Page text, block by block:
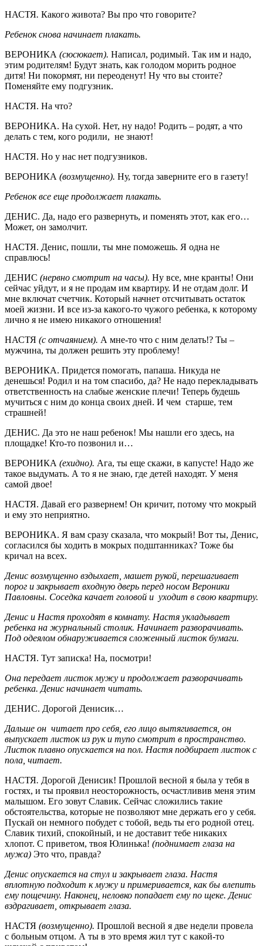
НАСТЯ. Какого живота? Вы про что говорите?
Ребенок снова начинает плакать.
ВЕРОНИКА (сюсюкает). Написал, родимый. Так им и надо,
этим родителям! Будут знать, как голодом морить родное
дитя! Ни покормят, ни переоденут! Ну что вы стоите?
Поменяйте ему подгузник.
НАСТЯ. На что?
ВЕРОНИКА. На сухой. Нет, ну надо! Родить – родят, а что
делать с тем, кого родили, не знают!
НАСТЯ. Но у нас нет подгузников.
ВЕРОНИКА (возмущенно). Ну, тогда заверните его в газету!
Ребенок все еще продолжает плакать.
ДЕНИС. Да, надо его развернуть, и поменять этот, как его…
Может, он замолчит.
НАСТЯ. Денис, пошли, ты мне поможешь. Я одна не
справлюсь!
ДЕНИС (нервно смотрит на часы). Ну все, мне кранты! Они
сейчас уйдут, и я не продам им квартиру. И не отдам долг. И
мне включат счетчик. Который начнет отсчитывать остаток
моей жизни. И все из-за какого-то чужого ребенка, к которому
лично я не имею никакого отношения!
НАСТЯ (с отчаянием). А мне-то что с ним делать!? Ты –
мужчина, ты должен решить эту проблему!
ВЕРОНИКА. Придется помогать, папаша. Никуда не
денешься! Родил и на том спасибо, да? Не надо перекладывать
ответственность на слабые женские плечи! Теперь будешь
мучиться с ним до конца своих дней. И чем старше, тем
страшней!
ДЕНИС. Да это не наш ребенок! Мы нашли его здесь, на
площадке! Кто-то позвонил и…
ВЕРОНИКА (ехидно). Ага, ты еще скажи, в капусте! Надо же
такое выдумать. А то я не знаю, где детей находят. У меня
самой двое!
НАСТЯ. Давай его развернем! Он кричит, потому что мокрый
и ему это неприятно.
ВЕРОНИКА. Я вам сразу сказала, что мокрый! Вот ты, Денис,
согласился бы ходить в мокрых подштанниках? Тоже бы
кричал на всех.
Денис возмущенно вздыхает, машет рукой, перешагивает
порог и закрывает входную дверь перед носом Вероники
Павловны. Соседка качает головой и уходит в свою квартиру.
Денис и Настя проходят в комнату. Настя укладывает
ребенка на журнальный столик. Начинает разворачивать.
Под одеялом обнаруживается сложенный листок бумаги.
НАСТЯ. Тут записка! На, посмотри!
Она передает листок мужу и продолжает разворачивать
ребенка. Денис начинает читать.
ДЕНИС. Дорогой Денисик…
Дальше он читает про себя, его лицо вытягивается, он
выпускает листок из рук и тупо смотрит в пространство.
Листок плавно опускается на пол. Настя подбирает листок с
пола, читает.
НАСТЯ. Дорогой Денисик! Прошлой весной я была у тебя в
гостях, и ты проявил неосторожность, осчастливив меня этим
малышом. Его зовут Славик. Сейчас сложились такие
обстоятельства, которые не позволяют мне держать его у себя.
Пускай он немного побудет с тобой, ведь ты его родной отец.
Славик тихий, спокойный, и не доставит тебе никаких
хлопот. С приветом, твоя Юлинька! (поднимает глаза на
мужа) Это что, правда?
Денис опускается на стул и закрывает глаза. Настя
вплотную подходит к мужу и примеривается, как бы влепить
ему пощечину. Наконец, неловко попадает ему по щеке. Денис
вздрагивает, открывает глаза.
НАСТЯ (возмущенно). Прошлой весной я две недели провела
с больным отцом. А ты в это время жил тут с какой-то